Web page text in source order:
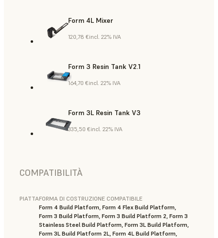
Form 4L Mixer
120,78 €incl. 22% IVA
Form 3 Resin Tank V2.1
164,70 €incl. 22% IVA
Form 3L Resin Tank V3
335,50 €incl. 22% IVA
COMPATIBILITÀ
PIATTAFORMA DI COSTRUZIONE COMPATIBILE
Form 4 Build Platform, Form 4 Flex Build Platform,
Form 3 Build Platform, Form 3 Build Platform 2, Form 3
Stainless Steel Build Platform, Form 3L Build Platform,
Form 3L Build Platform 2L, Form 4L Build Platform,